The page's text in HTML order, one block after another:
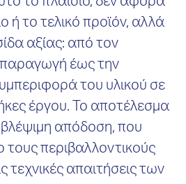
το πλαίσιο, δεν αφορά
ή το τελικό προϊόν, αλλά
αξίας: από τον
παραγωγή έως την
του υλικού σε
έργου. Το αποτέλεσμα
απόδοση, που
τους περιβαλλοντικούς
τεχνικές απαιτήσεις των